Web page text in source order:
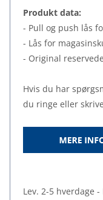
Produkt data:
- Pull og push lås
- Lås for
- Original
Hvis du har
du ringe eller
Lev. 2-5 hverdage